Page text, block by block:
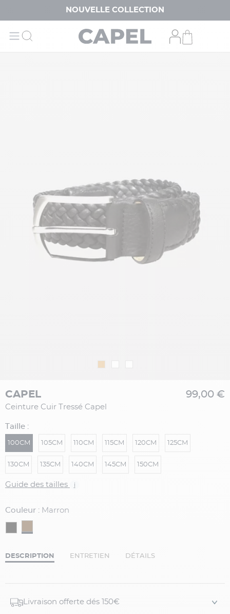
NOUVELLE COLLECTION
CAPEL
Ceinture Cuir Tressé Capel
99,00 €
Taille :
100CM 105CM 110CM 115CM 120CM 125CM
130CM 135CM 140CM 145CM 150CM
Guide des tailles i
Couleur : Marron
DESCRIPTION ENTRETIEN DÉTAILS
Livraison offerte dés 150€